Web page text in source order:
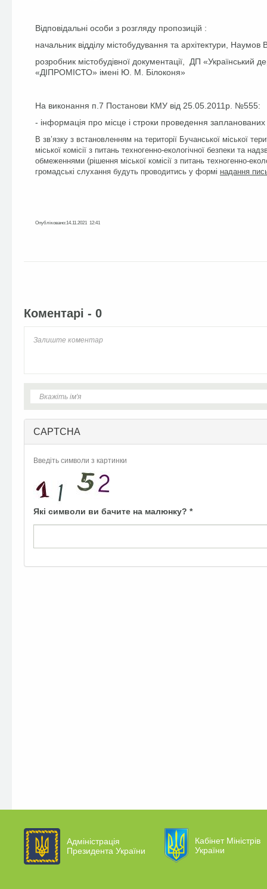
Відповідальні особи з розгляду пропозицій :
начальник відділу містобудування та архітектури,
розробник містобудівної документації, ДП «Український
«ДІПРОМІСТО» імені Ю. М. Білоконя»
На виконання п.7 Постанови КМУ від 25.05.2011р. №555:
- інформація про місце і строки проведення
В зв’язку з встановленням на території Бучанської міської
міської комісії з питань техногенно-екологічної безпеки та
обмеженнями (рішення міської комісії з питань техногенно-
громадські слухання будуть проводитись у формі надання
Опубліковано:14.11.2021 12:41
Коментарі - 0
CAPTCHA
Введіть символи з картинки
Які символи ви бачите на малюнку? *
Адміністрація
Президента України
Кабінет Міністрів
України